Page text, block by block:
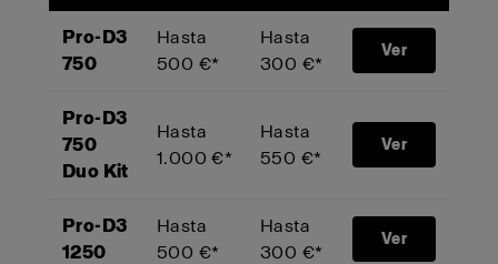
Pro-D3
750
Hasta
500 €*
Hasta
300 €*
Ver
Pro-D3
750
Duo Kit
Hasta
1.000 €*
Hasta
550 €*
Ver
Pro-D3
1250
Hasta
500 €*
Hasta
300 €*
Ver